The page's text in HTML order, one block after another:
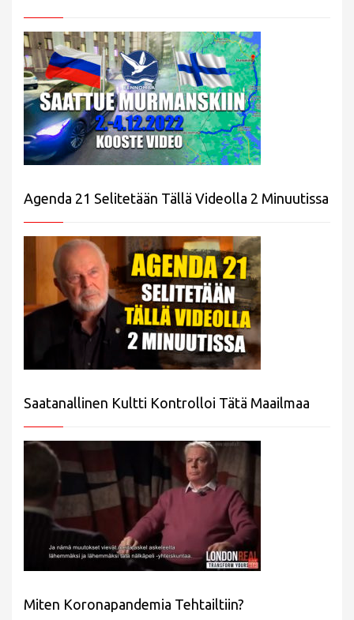
Agenda 21 Selitetään Tällä Videolla 2 Minuutissa
Saatanallinen Kultti Kontrolloi Tätä Maailmaa
Miten Koronapandemia Tehtailtiin?